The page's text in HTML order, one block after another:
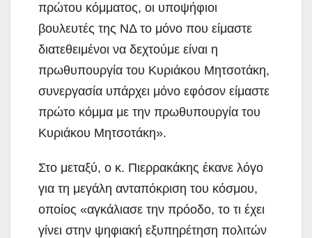
πρώτου κόμματος, οι υποψήφιοι
βουλευτές της ΝΔ το μόνο που είμαστε
διατεθειμένοι να δεχτούμε είναι η
πρωθυπουργία του Κυριάκου Μητσοτάκη,
συνεργασία υπάρχει μόνο εφόσον είμαστε
πρώτο κόμμα με την πρωθυπουργία του
Κυριάκου Μητσοτάκη».
Στο μεταξύ, ο κ. Πιερρακάκης έκανε λόγο
για τη μεγάλη ανταπόκριση του κόσμου,
οποίος «αγκάλιασε την πρόοδο, το τι έχει
γίνει στην ψηφιακή εξυπηρέτηση πολιτών